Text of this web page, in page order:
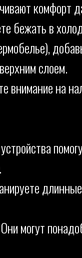
комфорт
бежать в
слоем.
внимание на
могут